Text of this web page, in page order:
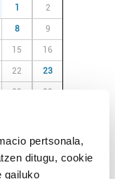
pertsonala,
ditugu, cookie
gailuko
1 2
8 9
15 16
22 23
29 30